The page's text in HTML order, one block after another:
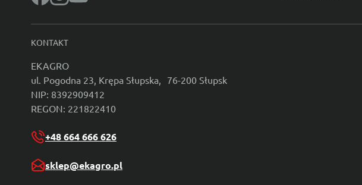
KONTAKT
EKAGRO
ul. Pogodna 23, Krępa Słupska, 76-200 Słupsk
NIP: 8392909412
REGON: 221822410
+48 664 666 626
sklep@ekagro.pl